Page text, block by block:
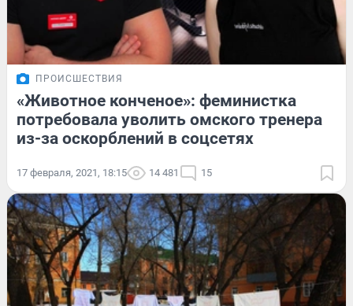
ПРОИСШЕСТВИЯ
«Животное конченое»: феминистка
потребовала уволить омского тренера
из-за оскорблений в соцсетях
17 февраля, 2021, 18:15 14 481 15